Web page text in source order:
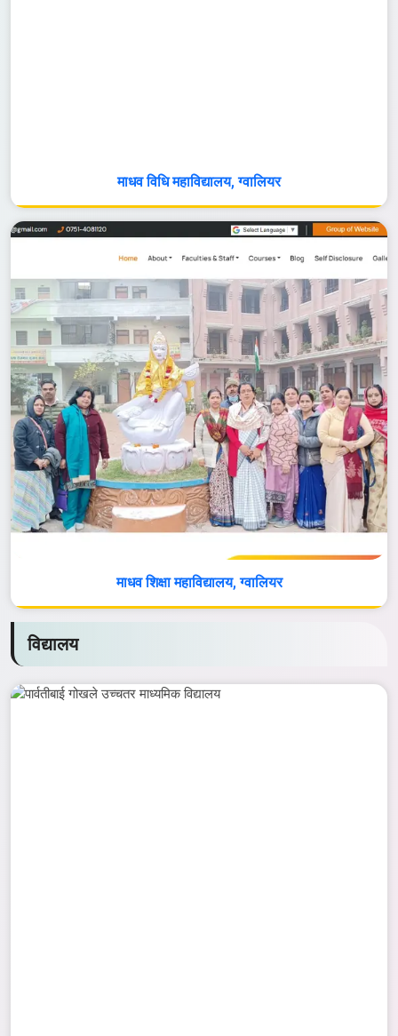
माधव विधि महाविद्यालय, ग्वालियर
माधव शिक्षा महाविद्यालय, ग्वालियर
विद्यालय